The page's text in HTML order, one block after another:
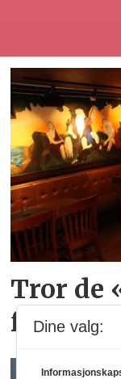
Tror de
får en
Dine valg: